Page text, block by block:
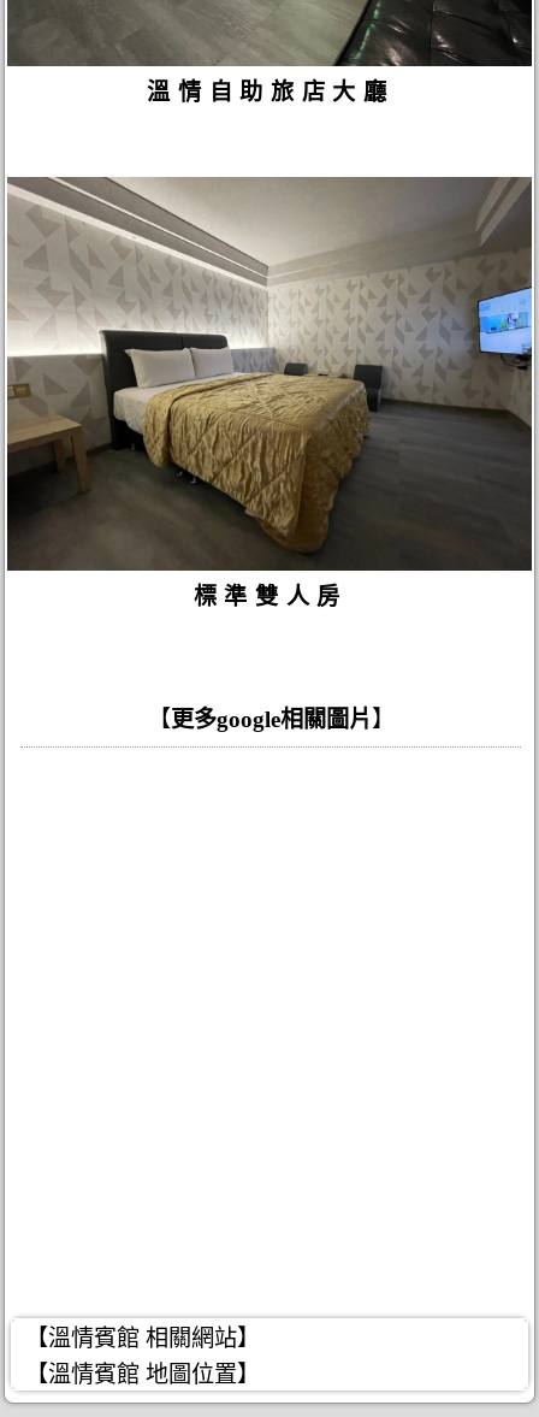
溫情自助旅店大廳
標準雙人房
【更多google相關圖片 】
【溫情賓館 相關網站】
【溫情賓館 地圖位置】